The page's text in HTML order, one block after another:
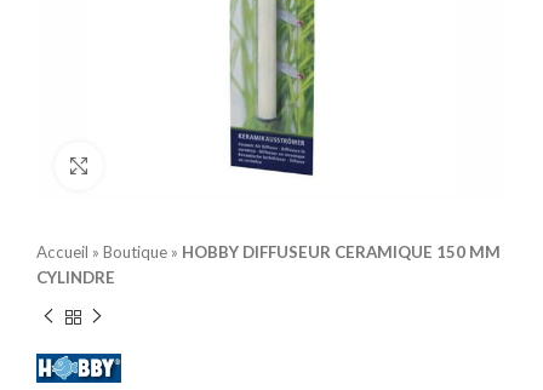
Accueil » Boutique » HOBBY DIFFUSEUR CERAMIQUE 150 MM
CYLINDRE